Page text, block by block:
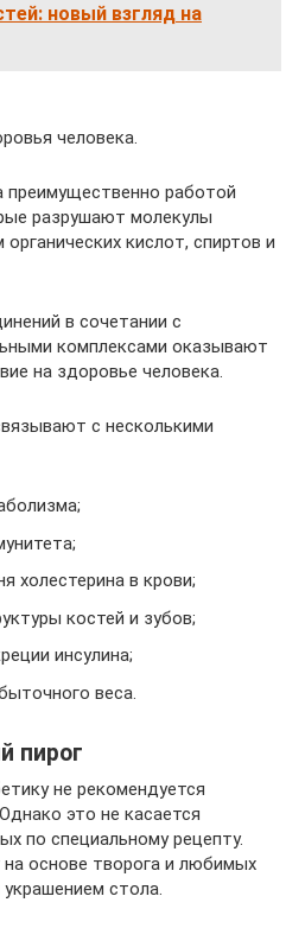
новый взгляд на
человека.
преимущественно работой
разрушают молекулы
кислот, спиртов и
в сочетании с
комплексами оказывают
на здоровье человека.
с несколькими
холестерина в крови;
костей и зубов;
инсулина;
веса.
пирог
не рекомендуется
это не касается
по специальному рецепту.
основе творога и любимых
стола.